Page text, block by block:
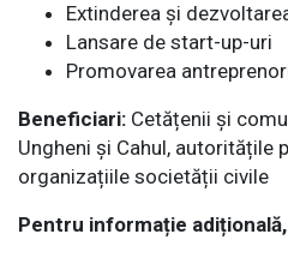
Extinderea și
Lansare de start-up-uri
Promovarea
Beneficiari: Cetățenii și
Ungheni și Cahul, autoritățile
organizațiile societății civile
Pentru informație